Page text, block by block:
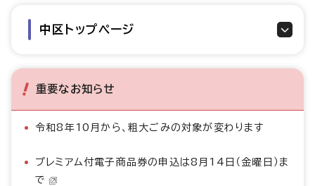
中区トップページ
重要なお知らせ
令和8年10月から、粗大ごみの対象が変わります
プレミアム付電子商品券の申込は8月14日（金曜日）ま
で